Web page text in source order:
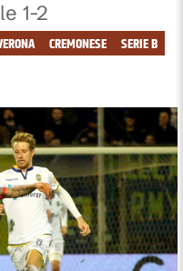
1-2
SERIE B
CREMONESE